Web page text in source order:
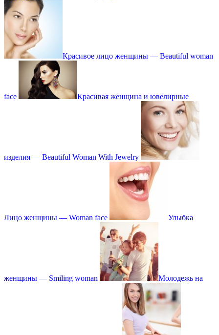
Красивое лицо женщины — Beautiful woman
face Красивая женщина и ювелирные
изделия — Beautiful Woman With Jewelry
Лицо женщины — Woman face Улыбка
женщины — Smiling woman Молодежь на